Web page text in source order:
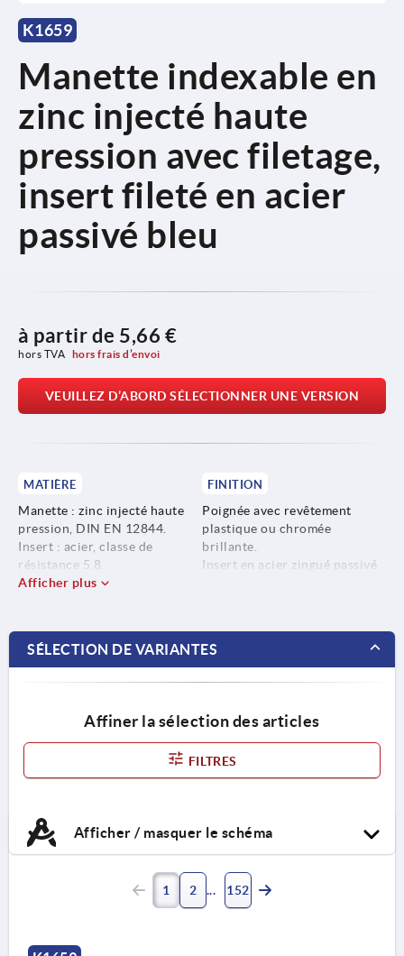
K1659
Manette indexable en
zinc injecté haute
pression avec filetage,
insert fileté en acier
passivé bleu
à partir de 5,66 €
hors TVA hors frais d’envoi
VEUILLEZ D’ABORD SÉLECTIONNER UNE VERSION
MATIÈRE
Manette : zinc injecté haute
pression, DIN EN 12844.
Insert : acier, classe de
résistance 5.8.
FINITION
Poignée avec revêtement
plastique ou chromée
brillante.
Insert en acier zingué passivé
Afficher plus
SÉLECTION DE VARIANTES
Affiner la sélection des articles
FILTRES
Afficher / masquer le schéma
1 2 152